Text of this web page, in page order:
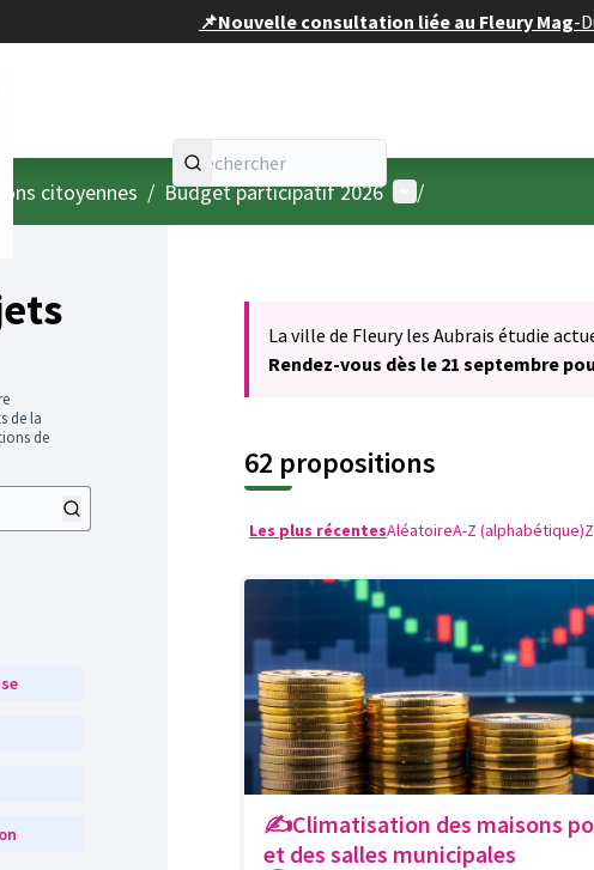
📌Nouvelle consultation liée au Fleury Mag-
citoyennes / Budget participatif 2026 Menu utilisateur
/
de la
de
La ville de Fleury les Aubrais étudie
Rendez-vous dès le 21 septembre
62 propositions
Les plus récentesAléatoireA-Z (alphabétique)
✍️Climatisation des maisons
et des salles municipales